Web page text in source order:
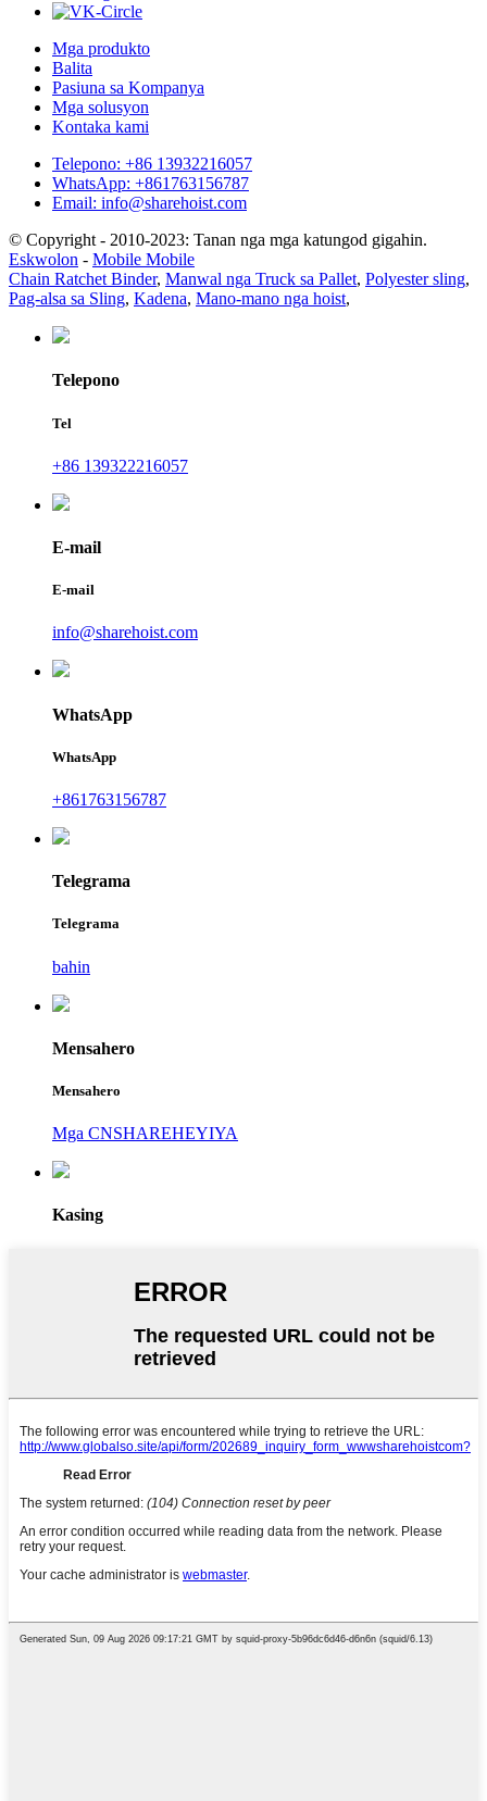
Mga produkto
Balita
Pasiuna sa Kompanya
Mga solusyon
Kontaka kami
Telepono: +86 13932216057
WhatsApp: +861763156787
Email: info@sharehoist.com
© Copyright - 2010-2023: Tanan nga mga katungod gigahin.
Eskwolon - Mobile Mobile
Chain Ratchet Binder, Manwal nga Truck sa Pallet, Polyester sling,
Pag-alsa sa Sling, Kadena, Mano-mano nga hoist,
Telepono
Tel
+86 139322216057
E-mail
E-mail
info@sharehoist.com
WhatsApp
WhatsApp
+861763156787
Telegrama
Telegrama
bahin
Mensahero
Mensahero
Mga CNSHAREHEYIYA
Kasing